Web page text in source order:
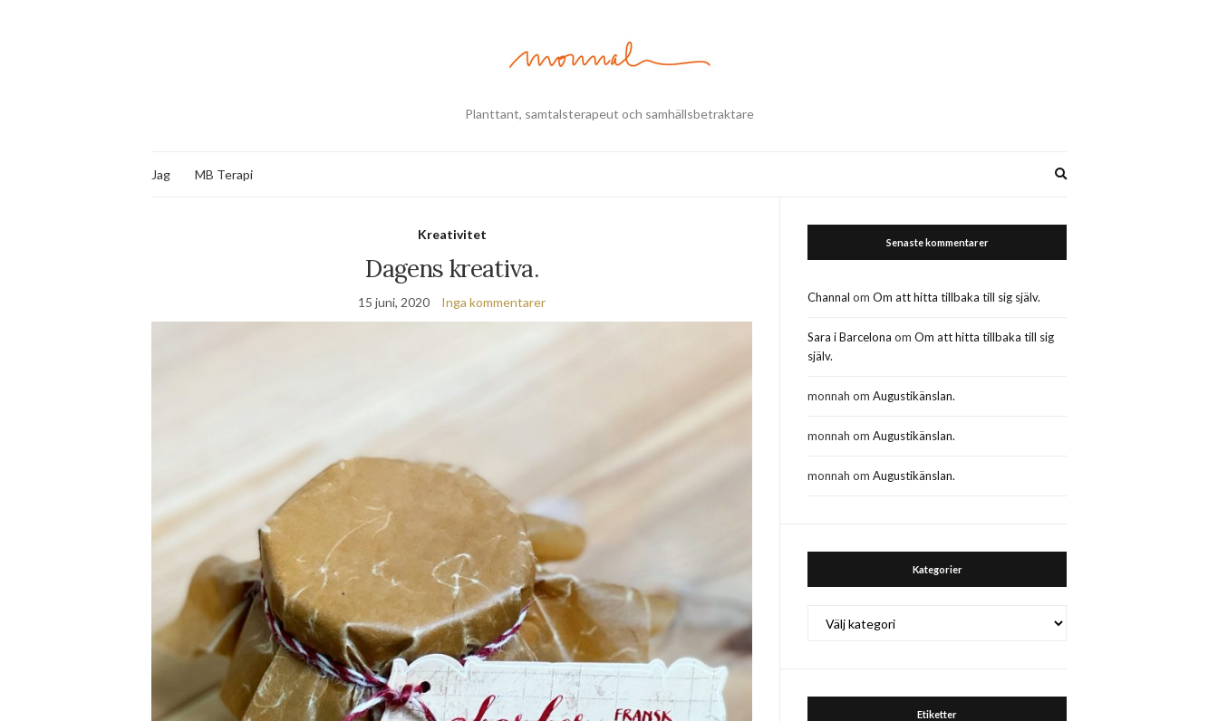
Planttant, samtalsterapeut och samhällsbetraktare
Jag MB Terapi
Kreativitet
Dagens kreativa.
15 juni, 2020 Inga kommentarer
Senaste kommentarer
Channal omOm att hitta tillbaka till sig själv.
Sara i Barcelona omOm att hitta tillbaka till sig
själv.
monnah omAugustikänslan.
monnah omAugustikänslan.
monnah omAugustikänslan.
Kategorier
Etiketter